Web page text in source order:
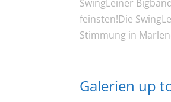
SwingLeiner
feinsten!Die
Stimmung in
Galerien up